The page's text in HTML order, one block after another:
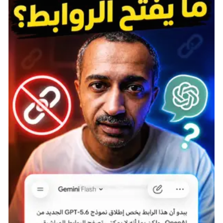
apple-watch-10-%D9%87%D8%B0-
%D8%A7%D9%84%D8%B9%D8%A7%D9%85-
%D9%87%D8%B0%D8%A7/